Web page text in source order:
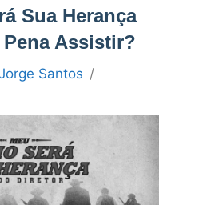
Sua Herança
Pena Assistir?
Santos